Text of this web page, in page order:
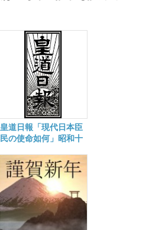
皇道日報「現代日本臣
民の使命如何」昭和十